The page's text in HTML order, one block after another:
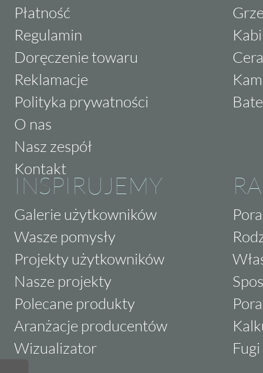
Płatność
Regulamin
Doręczenie towaru
Reklamacje
Polityka prywatności
O nas
Nasz zespół
Kontakt
INSPIRUJEMY
Galerie użytkowników
Wasze pomysły
Projekty użytkowników
Nasze projekty
Polecane produkty
Aranżacje producentów
Wizualizator